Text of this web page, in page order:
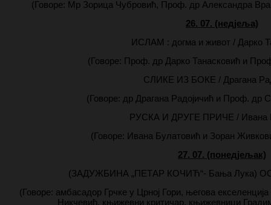
(Говоре: Мр Зорица Чубровић, Проф. др Александра
26. 07. (недјеља)
ИСЛАМ : догма и живот / Дарко
(Говоре: Проф. др Дарко Танасковић и
СЛИКЕ ИЗ БОКЕ / Драгана
(Говоре: др Драгана Радојичић и Проф. др
РУСКА И ДРУГЕ ПРИЧЕ / Ивана
(Говоре: Ивана Булатовић и Зоран
27. 07. (понедјељак)
(ЗАДУЖБИНА „ПЕТАР КОЧИЋ“- Бања Лука)
(Говоре: амбасадор Грчке у Црној Гори, његова
Никчевић, књижевни критичар, књижевници